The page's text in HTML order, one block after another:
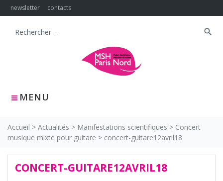
Skip
to
newsletter contacts
MENU
Search
search
Accueil > Actualités > Manifestations scientifiques > Concert
musique mixte pour guitare > concert-guitare12avril18
CONCERT-GUITARE12AVRIL18